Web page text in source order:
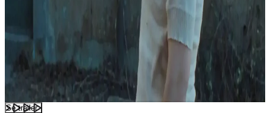
Se trailer